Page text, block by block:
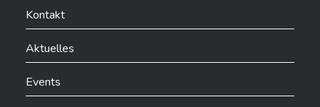
Kontakt
Aktuelles
Events